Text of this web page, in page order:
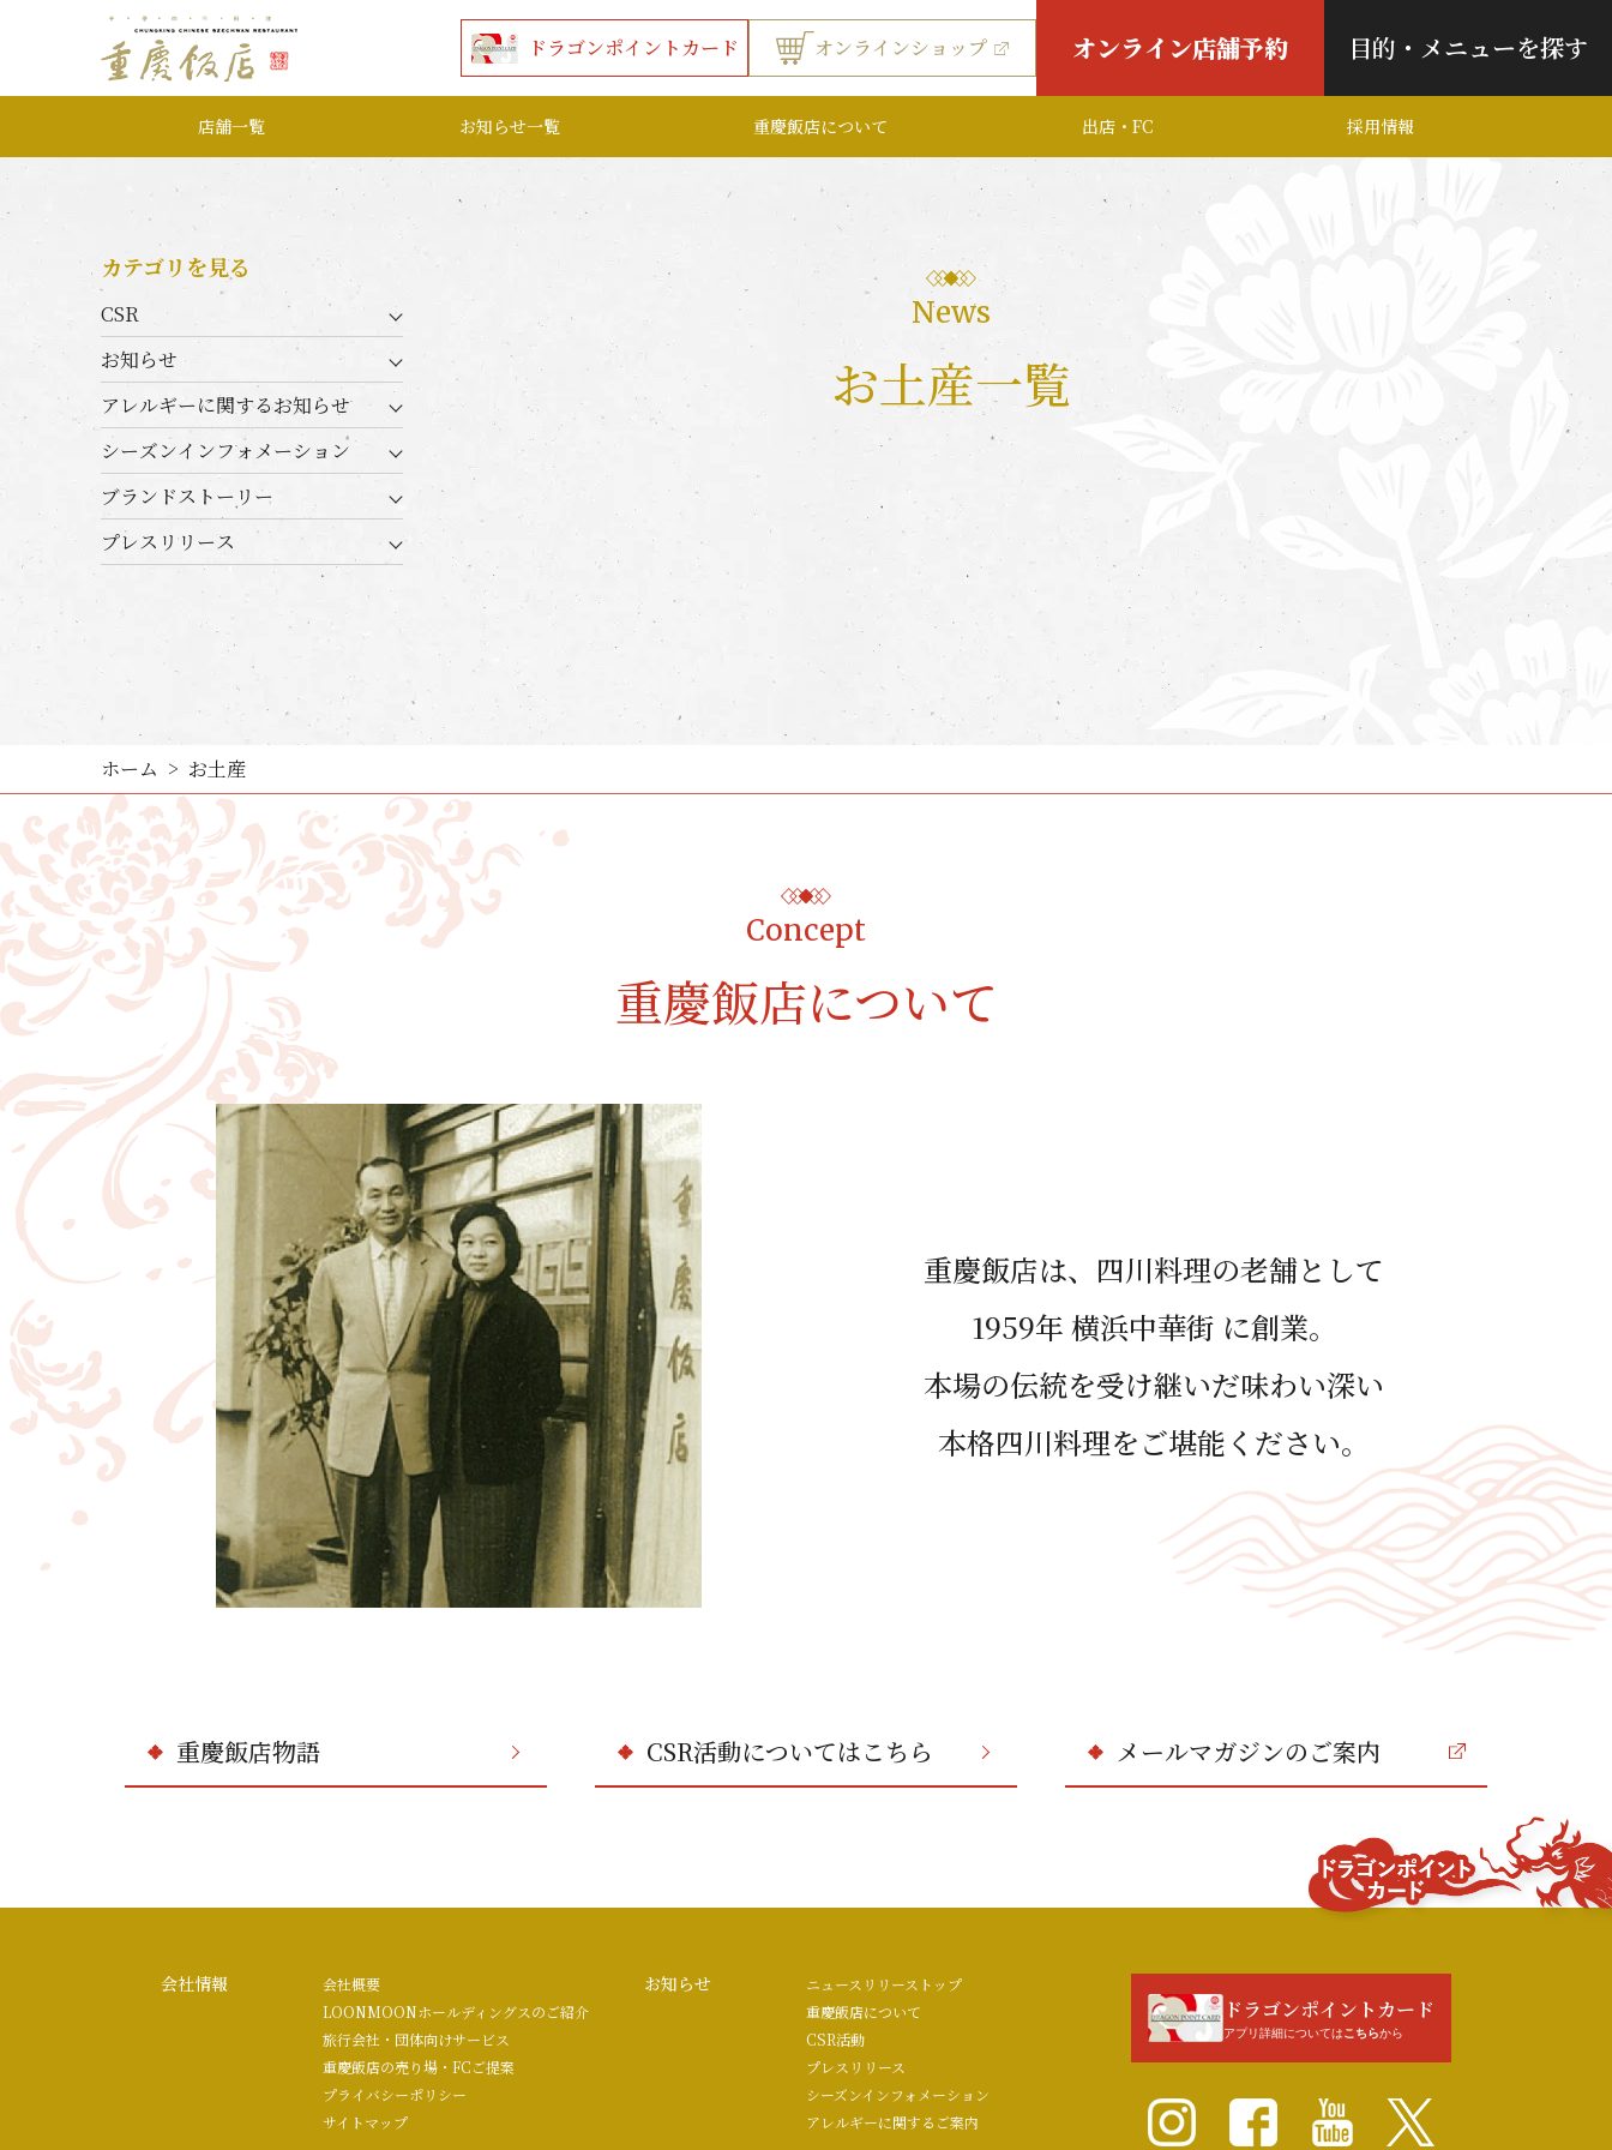
本文へ移動する
ドラゴンポイントカード オンラインショップ オンライン店舗予約 目的・メニューを探す
店舗一覧 お知らせ一覧 重慶飯店について 出店・FC 採用情報
News
お土産一覧
カテゴリを見る
CSR
お知らせ
アレルギーに関するお知らせ
シーズンインフォメーション
ブランドストーリー
プレスリリース
ホーム お土産
Concept
重慶飯店について
重慶飯店は、四川料理の⽼舗として
1959年 横浜中華街 に創業。
本場の伝統を受け継いだ味わい深い
本格四川料理をご堪能ください。
重慶飯店物語 CSR活動についてはこちら メールマガジンのご案内
ドラゴンポイ
ント
カード
会社情報
会社概要
LOONMOONホールディングスのご紹介
旅行会社・団体向けサービス
重慶飯店の売り場・FCご提案
プライバシーポリシー
サイトマップ
お知らせ
ニュースリリーストップ
重慶飯店について
CSR活動
プレスリリース
シーズンインフォメーション
アレルギーに関するご案内
ドラゴンポイントカード
アプリ詳細についてはこちらから